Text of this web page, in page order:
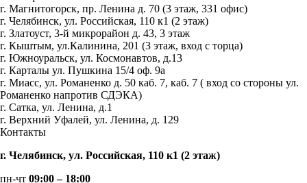
г. Магнитогорск, пр. Ленина д. 70 (3 этаж, 331 офис)
г. Челябинск, ул. Российская, 110 к1 (2 этаж)
г. Златоуст, 3-й микрорайон д. 43, 3 этаж
г. Кыштым, ул.Калинина, 201 (3 этаж, вход с торца)
г. Южноуральск, ул. Космонавтов, д.13
г. Карталы ул. Пушкина 15/4 оф. 9а
г. Миасс, ул. Романенко д. 50 каб. 7, каб. 7 ( вход со стороны ул.
Романенко напротив СДЭКА)
г. Сатка, ул. Ленина, д.1
г. Верхний Уфалей, ул. Ленина, д. 129
Контакты
г. Челябинск, ул. Российская, 110 к1 (2 этаж)
пн-чт 09:00 – 18:00